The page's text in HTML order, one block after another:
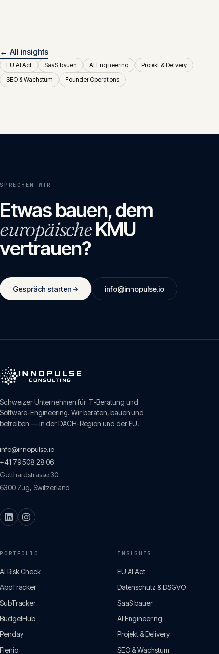
← All insights
EU AI Act SaaS bauen AI Engineering
Projekt & Delivery
SEO & Wachstum
Founder Operations
SPRECHEN WIR
Etwas bauen, dem
europäischeKMU
vertrauen?
Gespräch starten info@innopulse.io
Schweizer Unternehmen für IT-Beratung und
Software-Engineering. Wir beraten, bauen und
betreiben — in der DACH-Region und der EU.
info@innopulse.io
+41 79 508 28 06
Gotthardstrasse 30
6300 Zug, Switzerland
PORTFOLIO
AI Risk Check
AboTracker
SubTracker
BudgetHub
Penday
Flenio
INSIGHTS
EU AI Act
Datenschutz & DSGVO
SaaS bauen
AI Engineering
Projekt & Delivery
SEO & Wachstum